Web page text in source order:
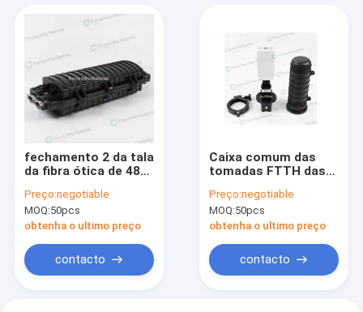
fechamento 2 da tala
da fibra ótica de 48F
na fibra comum 2kg
do fechamento 48
Preço:negotiable
MOQ:50pcs
obtenha o ultimo preço
contacto
Caixa comum das
tomadas FTTH das
fechamento 1 da tala
da fibra ótica IP68
Preço:negotiable
MOQ:50pcs
obtenha o ultimo preço
contacto